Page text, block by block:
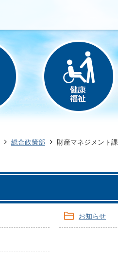
総合政策部 財産マネジメント課
お知らせ